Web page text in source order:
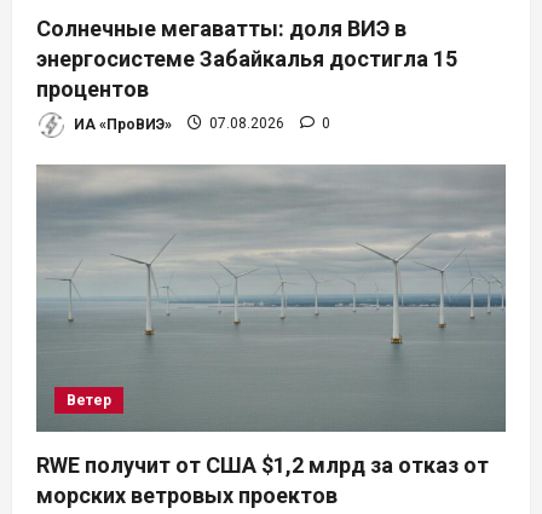
Солнечные мегаватты: доля ВИЭ в
энергосистеме Забайкалья достигла 15
процентов
ИА «ПроВИЭ» 07.08.2026 0
Ветер
RWE получит от США $1,2 млрд за отказ от
морских ветровых проектов